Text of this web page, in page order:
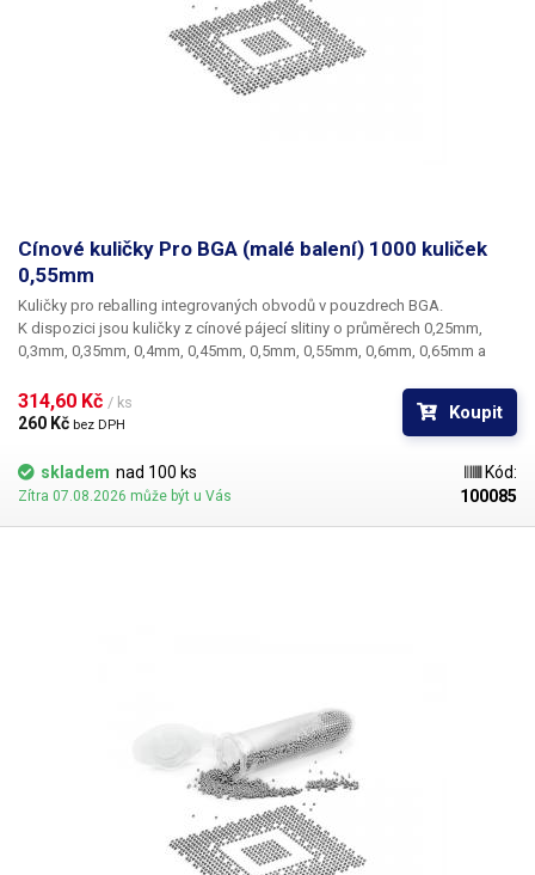
Cínové kuličky Pro BGA (malé balení) 1000 kuliček
0,55mm
Kuličky pro reballing integrovaných obvodů v pouzdrech BGA.
K dispozici jsou kuličky z cínové pájecí slitiny o průměrech 0,25mm,
0,3mm, 0,35mm, 0,4mm, 0,45mm, 0,5mm, 0,55mm, 0,6mm, 0,65mm a
BGA mřížky pro překuličkování. Ampule obsahuje vždy 1000 kusů
kuliček o daném průměru.
314,60 Kč / ks
260 Kč bez DPH
Koupit
skladem nad 100 ks
Zítra 07.08.2026 může být u Vás
Kód:
100085